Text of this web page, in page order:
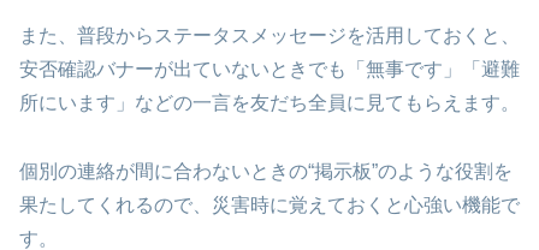
また、普段からステータスメッセージを活用しておくと、
安否確認バナーが出ていないときでも「無事です」「避難
所にいます」などの一言を友だち全員に見てもらえます。
個別の連絡が間に合わないときの“掲示板”のような役割を
果たしてくれるので、災害時に覚えておくと心強い機能で
す。